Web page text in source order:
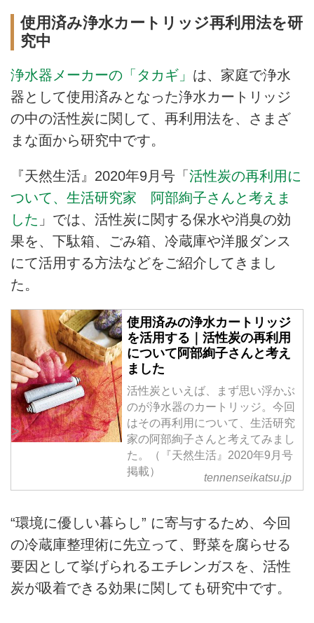
使用済み浄水カートリッジ再利用法を研
究中
浄水器メーカーの「タカギ」 は、家庭で浄水
器として使用済みとなった浄水カートリッジ
の中の活性炭に関して、再利用法を、さまざ
まな面から研究中です。
『天然生活』2020年9月号「活性炭の再利用に
ついて、生活研究家 阿部絢子さんと考えま
した 」では、活性炭に関する保水や消臭の効
果を、下駄箱、ごみ箱、冷蔵庫や洋服ダンス
にて活用する方法などをご紹介してきまし
た。
>
使用済みの浄水カートリッジ
を活用する｜活性炭の再利用
について阿部絢子さんと考え
ました
活性炭といえば、まず思い浮かぶ
のが浄水器のカートリッジ。今回
はその再利用について、生活研究
家の阿部絢子さんと考えてみまし
た。（『天然生活』2020年9月号
掲載）
tennenseikatsu.jp
“環境に優しい暮らし” に寄与するため、今回
の冷蔵庫整理術に先立って、野菜を腐らせる
要因として挙げられるエチレンガスを、活性
炭が吸着できる効果に関しても研究中です。